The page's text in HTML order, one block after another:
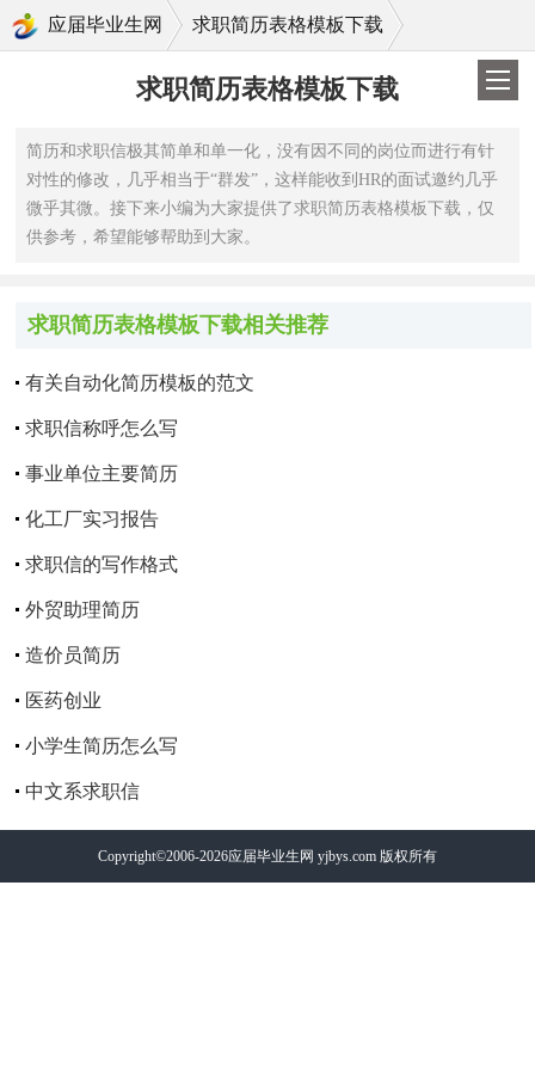
应届毕业生网 求职简历表格模板下载
求职简历表格模板下载
简历和求职信极其简单和单一化，没有因不同的岗位而进行有针
对性的修改，几乎相当于“群发”，这样能收到HR的面试邀约几乎
微乎其微。接下来小编为大家提供了求职简历表格模板下载，仅
供参考，希望能够帮助到大家。
求职简历表格模板下载相关推荐
有关自动化简历模板的范文
求职信称呼怎么写
事业单位主要简历
化工厂实习报告
求职信的写作格式
外贸助理简历
造价员简历
医药创业
小学生简历怎么写
中文系求职信
Copyright©2006-2026应届毕业生网 yjbys.com 版权所有